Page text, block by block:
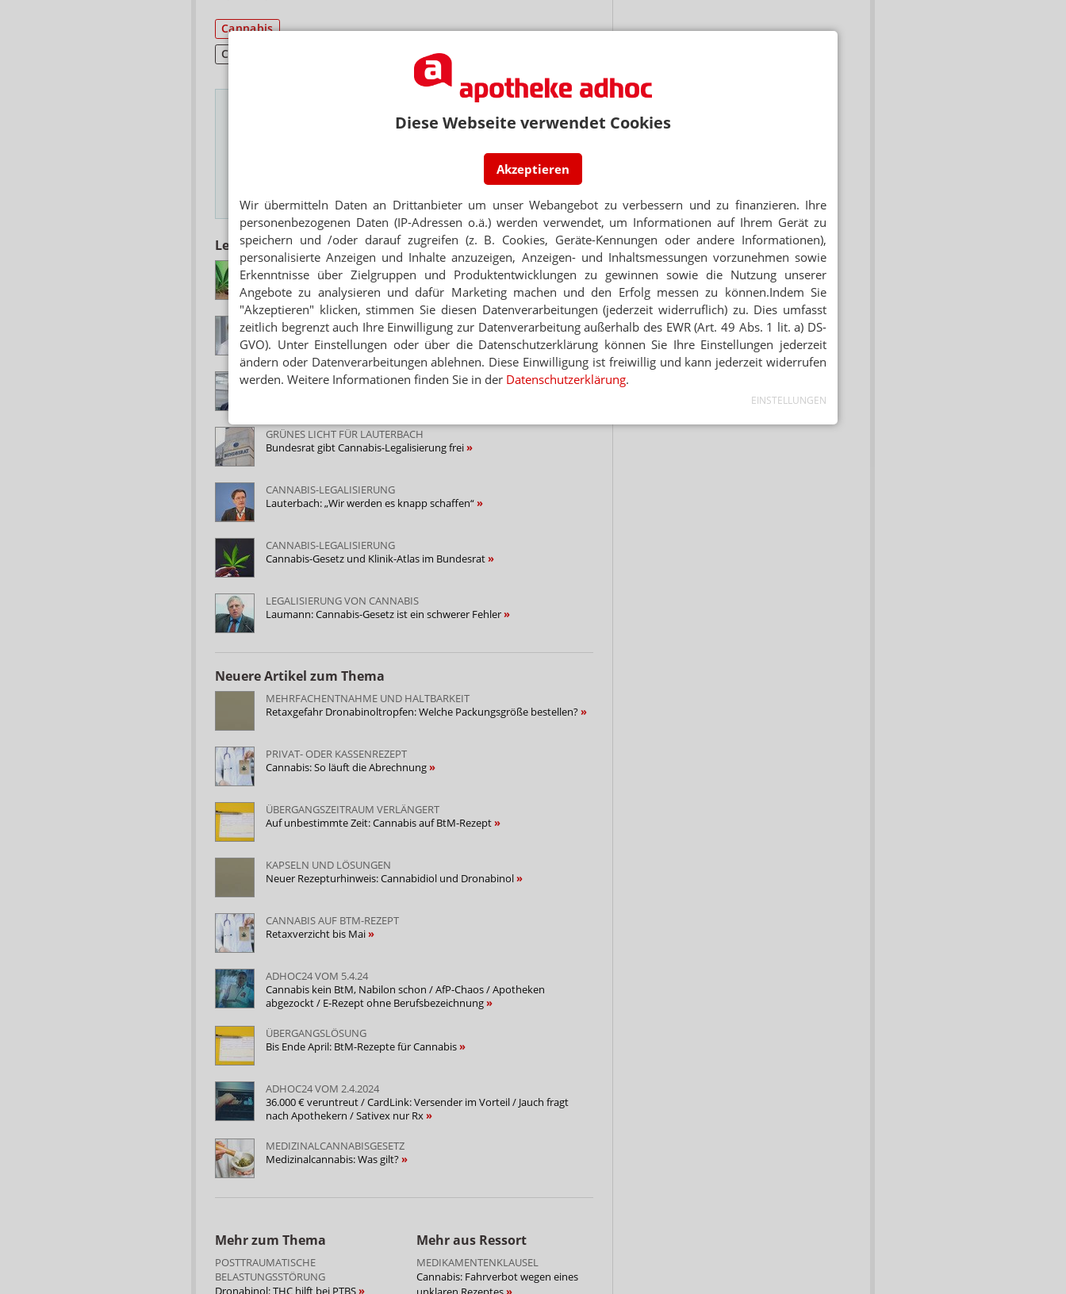
Diese Webseite verwendet Cookies
Akzeptieren
Wir übermitteln Daten an Drittanbieter um unser Webangebot zu verbessern und zu finanzieren. Ihre
personenbezogenen Daten (IP-Adressen o.ä.) werden verwendet, um Informationen auf Ihrem Gerät zu
speichern und /oder darauf zugreifen (z. B. Cookies, Geräte-Kennungen oder andere Informationen),
personalisierte Anzeigen und Inhalte anzuzeigen, Anzeigen- und Inhaltsmessungen vorzunehmen sowie
Erkenntnisse über Zielgruppen und Produktentwicklungen zu gewinnen sowie die Nutzung unserer
Angebote zu analysieren und dafür Marketing machen und den Erfolg messen zu können.Indem Sie
"Akzeptieren" klicken, stimmen Sie diesen Datenverarbeitungen (jederzeit widerruflich) zu. Dies umfasst
zeitlich begrenzt auch Ihre Einwilligung zur Datenverarbeitung außerhalb des EWR (Art. 49 Abs. 1 lit. a) DS-
GVO). Unter Einstellungen oder über die Datenschutzerklärung können Sie Ihre Einstellungen jederzeit
ändern oder Datenverarbeitungen ablehnen. Diese Einwilligung ist freiwillig und kann jederzeit widerrufen
werden. Weitere Informationen finden Sie in der Datenschutzerklärung.
EINSTELLUNGEN
Cannabis
Cannabis-Legalisierung
NEWSLETTER
Jetzt
abonnieren
Hinweis zum Newsletter & Datenschutz
Lesen Sie auch
„70 PROZENT UNSERER PATIENTEN PROFITIEREN“
Cannabis-Freigabe: Apotheker hofft auf Ärzte
CANNABIS-LEGALISIERUNG
VCA: Weniger Bürokratie, dafür Retax-Risiko
NOTBREMSE ZIEHEN
GRÜNES LICHT FÜR LAUTERBACH
Bundesrat gibt Cannabis-Legalisierung frei
CANNABIS-LEGALISIERUNG
Lauterbach: „Wir werden es knapp schaffen“
CANNABIS-LEGALISIERUNG
Cannabis-Gesetz und Klinik-Atlas im Bundesrat
LEGALISIERUNG VON CANNABIS
Laumann: Cannabis-Gesetz ist ein schwerer Fehler
Neuere Artikel zum Thema
MEHRFACHENTNAHME UND HALTBARKEIT
Retaxgefahr Dronabinoltropfen: Welche Packungsgröße bestellen?
PRIVAT- ODER KASSENREZEPT
Cannabis: So läuft die Abrechnung
ÜBERGANGSZEITRAUM VERLÄNGERT
Auf unbestimmte Zeit: Cannabis auf BtM-Rezept
KAPSELN UND LÖSUNGEN
Neuer Rezepturhinweis: Cannabidiol und Dronabinol
CANNABIS AUF BTM-REZEPT
Retaxverzicht bis Mai
ADHOC24 VOM 5.4.24
Cannabis kein BtM, Nabilon schon / AfP-Chaos / Apotheken
abgezockt / E-Rezept ohne Berufsbezeichnung
ÜBERGANGSLÖSUNG
Bis Ende April: BtM-Rezepte für Cannabis
ADHOC24 VOM 2.4.2024
36.000 € veruntreut / CardLink: Versender im Vorteil / Jauch fragt
nach Apothekern / Sativex nur Rx
MEDIZINALCANNABISGESETZ
Medizinalcannabis: Was gilt?
Mehr zum Thema
POSTTRAUMATISCHE
BELASTUNGSSTÖRUNG
Dronabinol: THC hilft bei PTBS
Mehr aus Ressort
MEDIKAMENTENKLAUSEL
Cannabis: Fahrverbot wegen eines